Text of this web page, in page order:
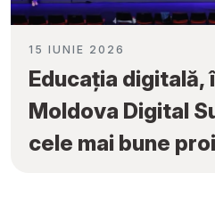
15 IUNIE 2026
Educația digitală,
Moldova Digital
cele mai bune